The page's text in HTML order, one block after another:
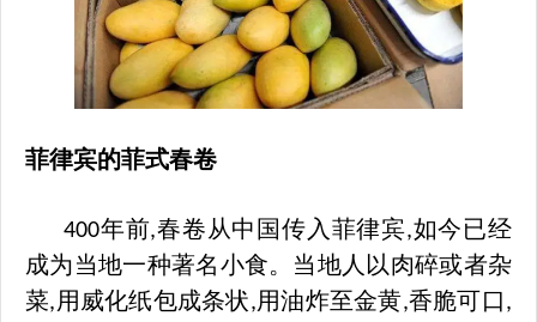
菲律宾的菲式春卷
400年前,春卷从中国传入菲律宾,如今已经
成为当地一种著名小食。当地人以肉碎或者杂
菜, 用威化纸包成条状,用油炸至金黄,香脆可口 ,